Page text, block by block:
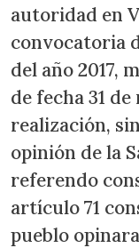
autoridad en
convocatoria
del año 2017,
de fecha 31
realización,
opinión de la
referendo
artículo 71
pueblo